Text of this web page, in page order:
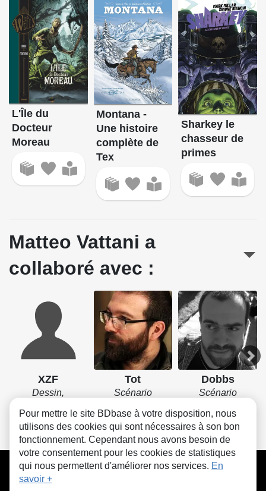
L'Île du
Docteur
Moreau
Montana -
Une histoire
complète de
Tex
Sharkey le
chasseur de
primes
Matteo Vattani a
collaboré avec :
XZF
Dessin,
Tot
Scénario
Dobbs
Scénario
CGU FAQ Contact Cookies
Pour mettre le site BDbase à votre disposition, nous
utilisons des cookies qui sont nécessaires à son bon
fonctionnement. Cependant nous avons besoin de
votre consentement pour les cookies de statistiques
qui nous permettent d'améliorer nos services. En
savoir +